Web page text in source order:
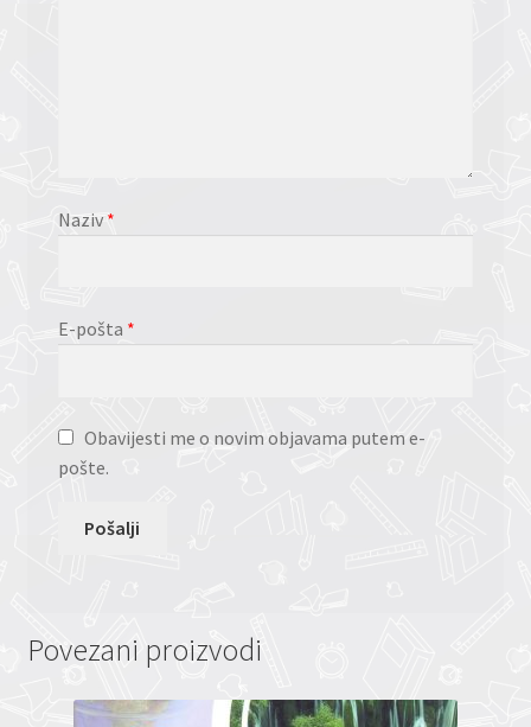
Naziv*
E-pošta *
Obavijesti me o novim objavama putem e-
pošte.
Povezani proizvodi